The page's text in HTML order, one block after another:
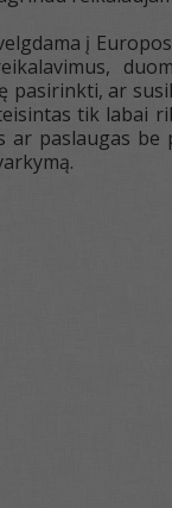
į
pasirinkti, ar
tik labai
paslaugas be